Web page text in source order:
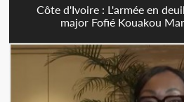
Côte d'Ivoire : L'armée en
major Fofié Kouakou